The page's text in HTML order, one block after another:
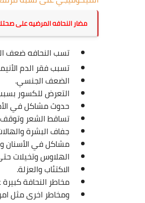
مضار النحافه المرضيه على
تسب النحافه ضعف
تسبب فقر الدم
‏الضعف الجنسي.
‏التعرض للكسور
‏حدوث مشاكل في
‏تساقط الشعر
‏جفاف البشرة
مشاكل في الأسنان
الهلاوس وتخيلات
الاكتئاب والعزلة.
مخاطر النحافة
ومخاطر اخرى مثل